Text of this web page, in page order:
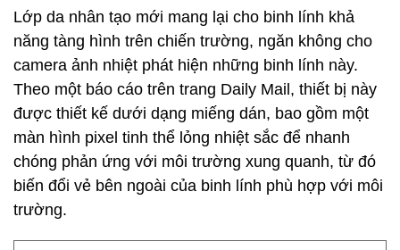
Lớp da nhân tạo mới mang lại cho binh lính khả
năng tàng hình trên chiến trường, ngăn không cho
camera ảnh nhiệt phát hiện những binh lính này.
Theo một báo cáo trên trang Daily Mail, thiết bị này
được thiết kế dưới dạng miếng dán, bao gồm một
màn hình pixel tinh thể lỏng nhiệt sắc để nhanh
chóng phản ứng với môi trường xung quanh, từ đó
biến đổi vẻ bên ngoài của binh lính phù hợp với môi
trường.